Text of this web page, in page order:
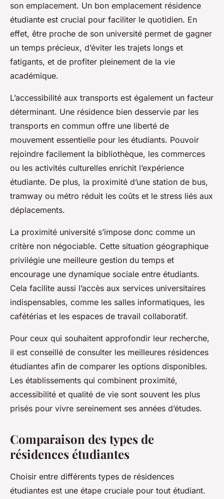
son emplacement. Un bon emplacement résidence
étudiante est crucial pour faciliter le quotidien. En
effet, être proche de son université permet de gagner
un temps précieux, d’éviter les trajets longs et
fatigants, et de profiter pleinement de la vie
académique.
L’accessibilité aux transports est également un facteur
déterminant. Une résidence bien desservie par les
transports en commun offre une liberté de
mouvement essentielle pour les étudiants. Pouvoir
rejoindre facilement la bibliothèque, les commerces
ou les activités culturelles enrichit l’expérience
étudiante. De plus, la proximité d’une station de bus,
tramway ou métro réduit les coûts et le stress liés aux
déplacements.
La proximité université s’impose donc comme un
critère non négociable. Cette situation géographique
privilégie une meilleure gestion du temps et
encourage une dynamique sociale entre étudiants.
Cela facilite aussi l’accès aux services universitaires
indispensables, comme les salles informatiques, les
cafétérias et les espaces de travail collaboratif.
Pour ceux qui souhaitent approfondir leur recherche,
il est conseillé de consulter les meilleures résidences
étudiantes afin de comparer les options disponibles.
Les établissements qui combinent proximité,
accessibilité et qualité de vie sont souvent les plus
prisés pour vivre sereinement ses années d’études.
Comparaison des types de
résidences étudiantes
Choisir entre différents types de résidences
étudiantes est une étape cruciale pour tout étudiant.